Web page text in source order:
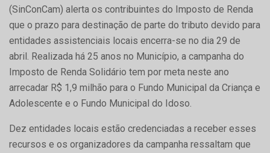
(SinConCam) alerta os contribuintes do Imposto de Renda
que o prazo para destinação de parte do tributo devido para
entidades assistenciais locais encerra-se no dia 29 de
abril. Realizada há 25 anos no Município, a campanha do
Imposto de Renda Solidário tem por meta neste ano
arrecadar R$ 1,9 milhão para o Fundo Municipal da Criança e
Adolescente e o Fundo Municipal do Idoso.
Dez entidades locais estão credenciadas a receber esses
recursos e os organizadores da campanha ressaltam que